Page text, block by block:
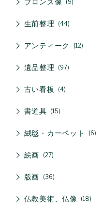
ブロンズ像 9
生前整理 44
アンティーク 12
遺品整理 97
古い看板 4
書道具 15
絨毯・カーペット 6
絵画 27
版画 36
仏教美術、仏像 18